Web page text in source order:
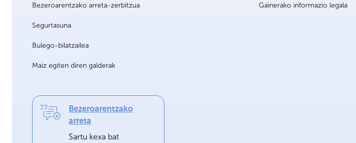
Bezeroarentzako arreta-zerbitzua
Segurtasuna
Bulego-bilatzailea
Maiz egiten diren galderak
Gainerako informazio legala
Bezeroarentzako
arreta
Sartu kexa bat